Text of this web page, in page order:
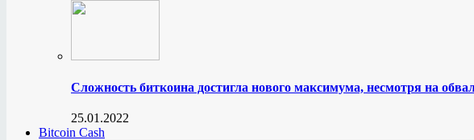
Сложность биткоина достигла нового максимума, несмотря на
25.01.2022
Bitcoin Cash